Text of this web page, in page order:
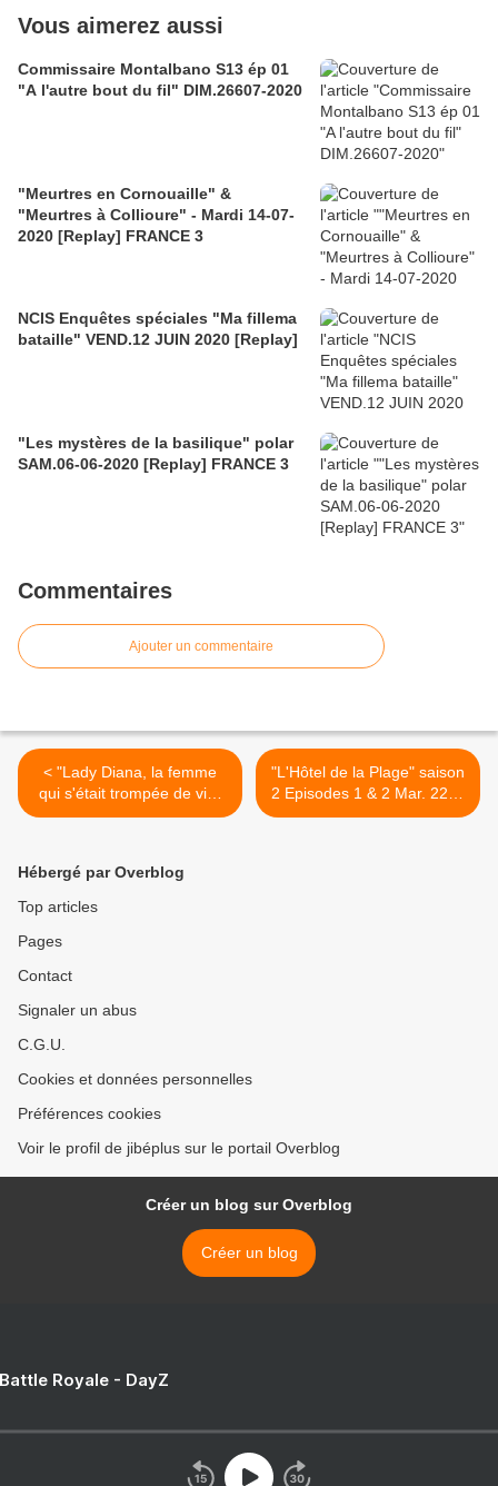
Vous aimerez aussi
Commissaire Montalbano S13 ép 01
"A l'autre bout du fil" DIM.26607-2020
"Meurtres en Cornouaille" &
"Meurtres à Collioure" - Mardi 14-07-
2020 [Replay] FRANCE 3
NCIS Enquêtes spéciales "Ma fillema
bataille" VEND.12 JUIN 2020 [Replay]
"Les mystères de la basilique" polar
SAM.06-06-2020 [Replay] FRANCE 3
Commentaires
Ajouter un commentaire
< "Lady Diana, la femme
qui s'était trompée de vie"
MER.23 Août 2017 [Replay]
"L'Hôtel de la Plage" saison
2 Episodes 1 & 2 Mar. 22 et
Jeu.24-08-2017 [Replay]
Hébergé par Overblog
Top articles
Pages
Contact
Signaler un abus
C.G.U.
Cookies et données personnelles
Préférences cookies
Voir le profil de jibéplus sur le portail Overblog
Créer un blog sur Overblog
Créer un blog
Royale - DayZ